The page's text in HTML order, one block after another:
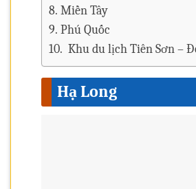
Miền Tây
Phú Quốc
Khu du lịch Tiên Sơn –
Hạ Long